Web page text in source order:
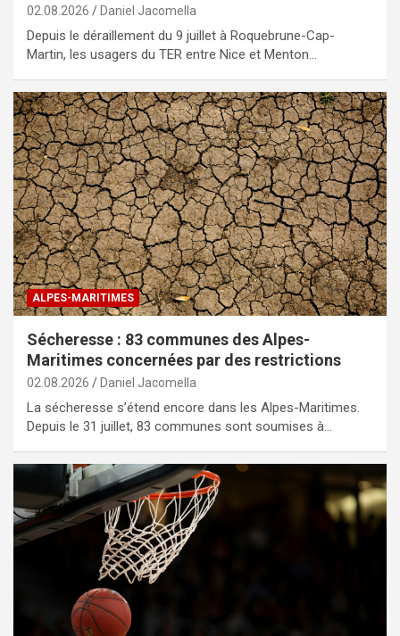
02.08.2026 Daniel Jacomella
Depuis le déraillement du 9 juillet à Roquebrune-Cap-
Martin, les usagers du TER entre Nice et Menton…
ALPES-MARITIMES
Sécheresse : 83 communes des Alpes-
Maritimes concernées par des restrictions
02.08.2026 Daniel Jacomella
La sécheresse s’étend encore dans les Alpes-Maritimes.
Depuis le 31 juillet, 83 communes sont soumises à…